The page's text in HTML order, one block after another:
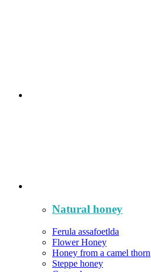
Natural honey
Ferula assafoetlda
Flower Honey
Honey from a camel thorn
Steppe honey